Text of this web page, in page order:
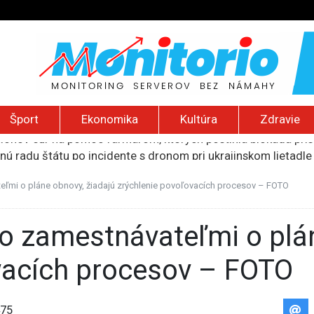
Šport Ekonomika Kultúra Zdravie
radu štátu po incidente s dronom pri ukrajinskom lietadle
šírením dezertifikácie. Riziko sa približuje aj k
o pláne obnovy, žiadajú zrýchlenie povoľovacích procesov – FOTO
procesov – FOTO